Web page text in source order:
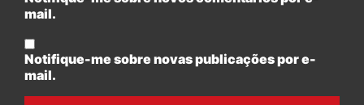
mail.
Notifique-me sobre novas publicações por e-
mail.